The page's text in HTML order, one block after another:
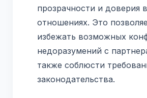
прозрачности и доверия
отношениях. Это
избежать возможных
недоразумений с
также соблюсти
законодательства.